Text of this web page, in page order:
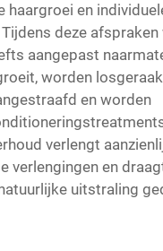
haargroei en
deze
aangepast
worden
en worden
verlengt
verlengingen en
uitstraling